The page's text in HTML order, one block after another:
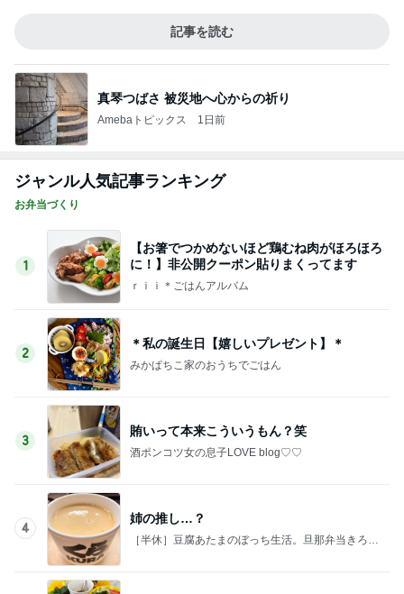
記事を読む
真琴つばさ 被災地へ心からの祈り
Amebaトピックス 1日前
ジャンル人気記事ランキング
お弁当づくり
1
【お箸でつかめないほど鶏むね肉がほろほろ
に！】非公開クーポン貼りまくってます
ｒｉｉ＊ごはんアルバム
2
＊私の誕生日【嬉しいプレゼント】＊
みかぱちこ家のおうちでごはん
3
賄いって本来こういうもん？笑
酒ポンコツ女の息子LOVE blog♡♡
4
姉の推し…？
［半休］豆腐あたまのぼっち生活。旦那弁当きろく